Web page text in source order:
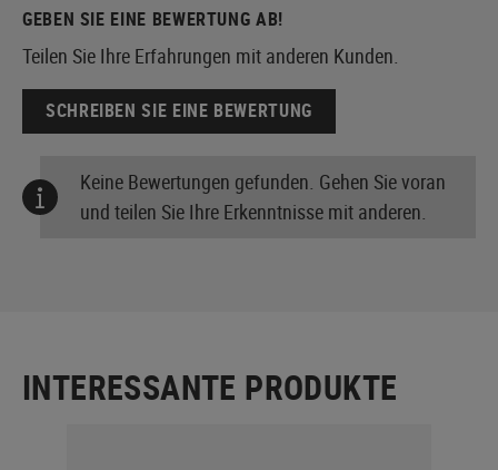
GEBEN SIE EINE BEWERTUNG AB!
Teilen Sie Ihre Erfahrungen mit anderen Kunden.
SCHREIBEN SIE EINE BEWERTUNG
Keine Bewertungen gefunden. Gehen Sie voran
und teilen Sie Ihre Erkenntnisse mit anderen.
INTERESSANTE PRODUKTE